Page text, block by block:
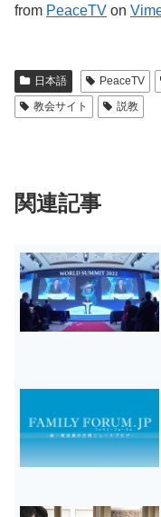
from PeaceTV on
日本語 PeaceTV
教会サイト
説教
関連記事